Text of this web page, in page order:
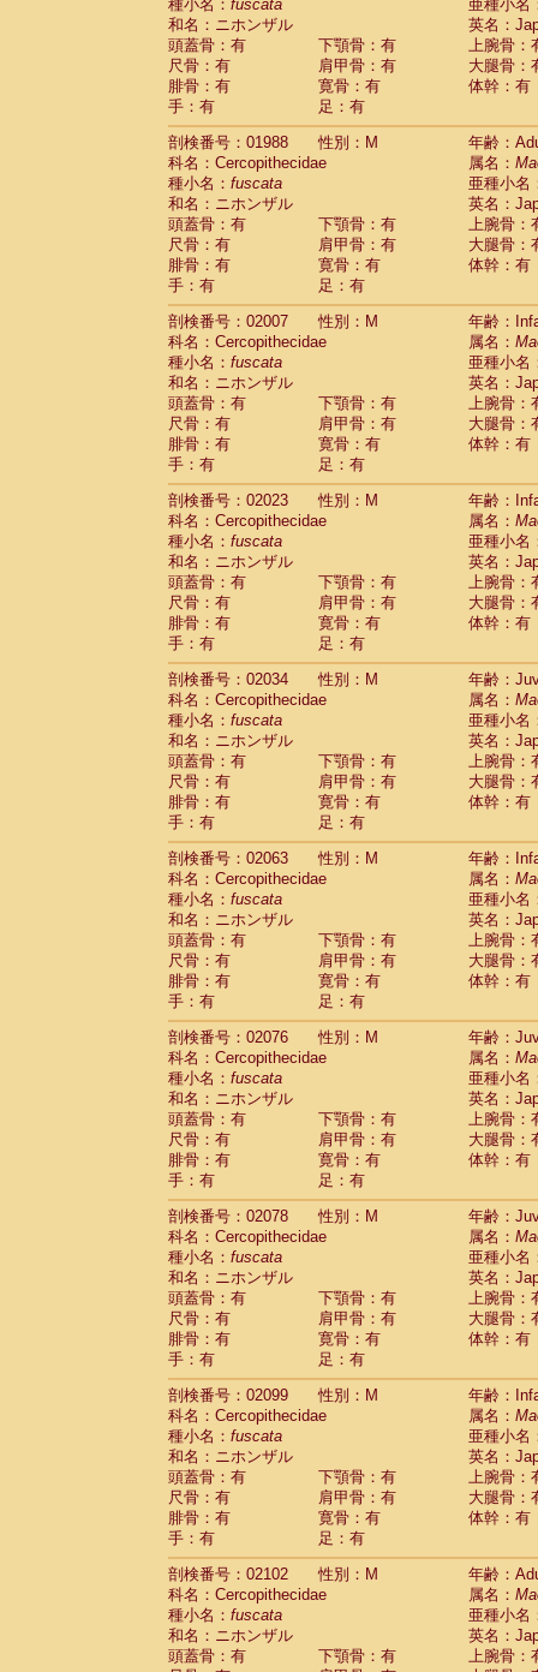
種小名： fuscata
亜種小名
和名：ニホンザル
英名：
頭蓋骨：有
下顎骨：有
上腕骨：
尺骨：有
肩甲骨：有
大腿骨：
腓骨：有
寛骨：有
体幹：有
手：有
足：有
剖検番号：01988
性別：M
年齢：
科名：Cercopithecidae
属名：
種小名： fuscata
亜種小名
和名：ニホンザル
英名：
頭蓋骨：有
下顎骨：有
上腕骨：
尺骨：有
肩甲骨：有
大腿骨：
腓骨：有
寛骨：有
体幹：有
手：有
足：有
剖検番号：02007
性別：M
年齢：
科名：Cercopithecidae
属名：
種小名： fuscata
亜種小名
和名：ニホンザル
英名：
頭蓋骨：有
下顎骨：有
上腕骨：
尺骨：有
肩甲骨：有
大腿骨：
腓骨：有
寛骨：有
体幹：有
手：有
足：有
剖検番号：02023
性別：M
年齢：
科名：Cercopithecidae
属名：
種小名： fuscata
亜種小名
和名：ニホンザル
英名：
頭蓋骨：有
下顎骨：有
上腕骨：
尺骨：有
肩甲骨：有
大腿骨：
腓骨：有
寛骨：有
体幹：有
手：有
足：有
剖検番号：02034
性別：M
年齢：
科名：Cercopithecidae
属名：
種小名： fuscata
亜種小名
和名：ニホンザル
英名：
頭蓋骨：有
下顎骨：有
上腕骨：
尺骨：有
肩甲骨：有
大腿骨：
腓骨：有
寛骨：有
体幹：有
手：有
足：有
剖検番号：02063
性別：M
年齢：
科名：Cercopithecidae
属名：
種小名： fuscata
亜種小名
和名：ニホンザル
英名：
頭蓋骨：有
下顎骨：有
上腕骨：
尺骨：有
肩甲骨：有
大腿骨：
腓骨：有
寛骨：有
体幹：有
手：有
足：有
剖検番号：02076
性別：M
年齢：
科名：Cercopithecidae
属名：
種小名： fuscata
亜種小名
和名：ニホンザル
英名：
頭蓋骨：有
下顎骨：有
上腕骨：
尺骨：有
肩甲骨：有
大腿骨：
腓骨：有
寛骨：有
体幹：有
手：有
足：有
剖検番号：02078
性別：M
年齢：
科名：Cercopithecidae
属名：
種小名： fuscata
亜種小名
和名：ニホンザル
英名：
頭蓋骨：有
下顎骨：有
上腕骨：
尺骨：有
肩甲骨：有
大腿骨：
腓骨：有
寛骨：有
体幹：有
手：有
足：有
剖検番号：02099
性別：M
年齢：
科名：Cercopithecidae
属名：
種小名： fuscata
亜種小名
和名：ニホンザル
英名：
頭蓋骨：有
下顎骨：有
上腕骨：
尺骨：有
肩甲骨：有
大腿骨：
腓骨：有
寛骨：有
体幹：有
手：有
足：有
剖検番号：02102
性別：M
年齢：
科名：Cercopithecidae
属名：
種小名： fuscata
亜種小名
和名：ニホンザル
英名：
頭蓋骨：有
下顎骨：有
上腕骨：